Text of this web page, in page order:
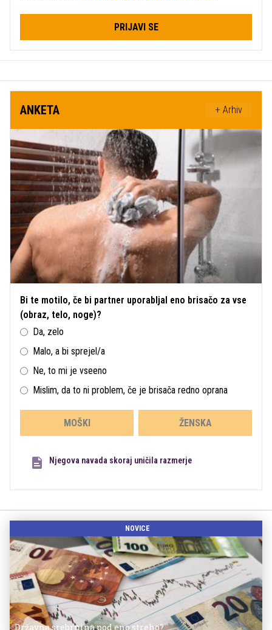
PRIJAVI SE
ANKETA + Arhiv
Bi te motilo, če bi partner uporabljal eno brisačo za vse
(obraz, telo, noge)?
Da, zelo
Malo, a bi sprejel/a
Ne, to mi je vseeno
Mislim, da to ni problem, če je brisača redno oprana
MOŠKI ŽENSKA
Njegova navada skoraj uničila razmerje
NOVICE
Državna srebrnina pod eno streho?